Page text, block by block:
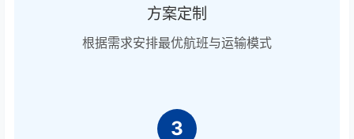
方案定制
根据需求安排最优航班与运输模式
3